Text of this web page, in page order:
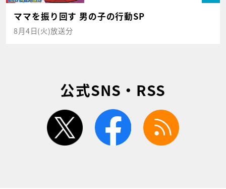
ママを振り回す 男の子の行動SP
8月4日(火)放送分
公式SNS・RSS
twitter facebook